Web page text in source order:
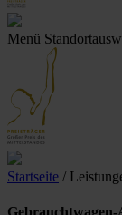
Menü
Startseite /